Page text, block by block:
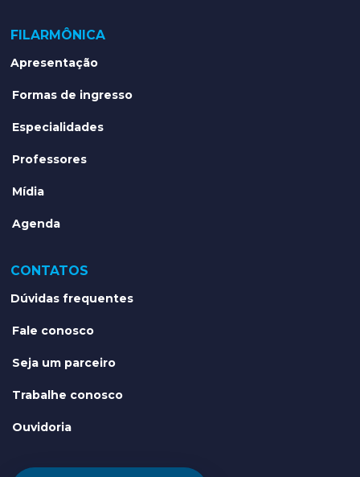
FILARMÔNICA
Apresentação
Formas de ingresso
Especialidades
Professores
Mídia
Agenda
CONTATOS
Dúvidas frequentes
Fale conosco
Seja um parceiro
Trabalhe conosco
Ouvidoria